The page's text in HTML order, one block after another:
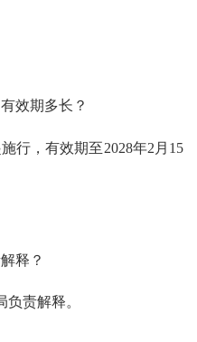
效期多长？
，有效期至2028年2月15
释？
责解释。